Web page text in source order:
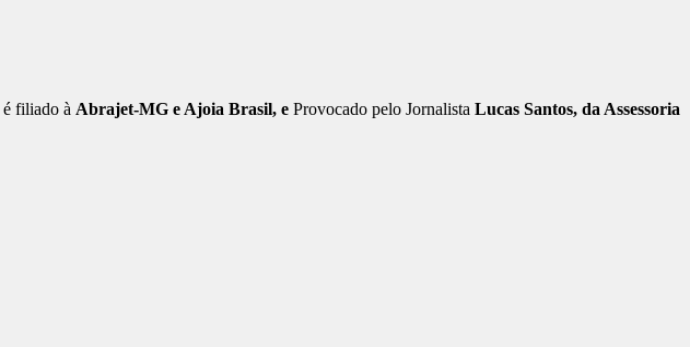
é filiado à Abrajet-MG e Ajoia Brasil, e Provocado pelo Jornalista Lucas Santos, da Assessoria